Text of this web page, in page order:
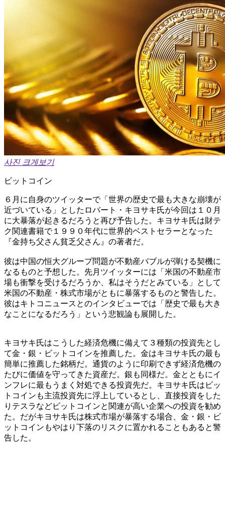
사진 크게보기
ビットコイン
６月に自身のツイッターで「世界の歴史で最も大きな崩壊が
近づいている」としたロバート・キヨサキ氏が今回は１０月
に大暴落が起きるだろうと再び予告した。キヨサキ氏は財テ
ク関連書籍で１９９０年代に世界的ベストセラーとなった
『金持ち父さん貧乏父さん』の著者だ。
彼は中国の恒大グループ問題が不動産バブルが弾ける契機に
なるものと予想した。先月ツイッターには「米国の不動産市
場も衝撃を受けるだろうか、私はそうだとみている」として
米国の不動産・株式市場がともに暴落するものと警告した。
彼はキトコニュースとのインタビューでは「歴史で最も大き
なことになるだろう」という悲観論も展開した。
キヨサキ氏はこうした経済危機に備えて３種類の投資先とし
て金・銀・ビットコインを推薦した。金はキヨサキ氏の最も
簡単に推薦した銘柄だ。通貨のように印刷できず経済危機の
たびに価値を守ってきた資産だ。銀も同様だ。金とともにイ
ンフレに最もうまく対処できる投資先だ。キヨサキ氏はビッ
トコインも主流投資先に浮上しているとし、直接投資をした
りテスラなどビットコインと関連が高い企業への投資を勧め
た。だがキヨサキ氏は株式市場が暴落する場合、金・銀・ビ
ットコインもやはり下落のリスクに置かれることもあると警
告した。